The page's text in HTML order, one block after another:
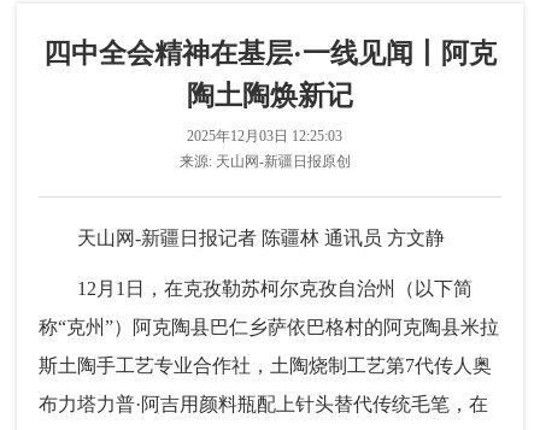
四中全会精神在基层·一线见闻丨阿克
陶土陶焕新记
2025年12月03日 12:25:03
来源: 天山网-新疆日报原创
天山网-新疆日报记者 陈疆林 通讯员 方文静
12月1日，在克孜勒苏柯尔克孜自治州（以下简
称“克州”）阿克陶县巴仁乡萨依巴格村的阿克陶县米拉
斯土陶手工艺专业合作社，土陶烧制工艺第7代传人奥
布力塔力普·阿吉用颜料瓶配上针头替代传统毛笔，在